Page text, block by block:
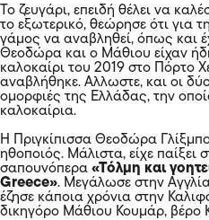
Το ζευγάρι, επειδή θέλει να
το εξωτερικό, θεώρησε ότι για
γάμος να αναβληθεί, όπως και
Θεοδώρα και ο Μάθιου είχαν
καλοκαίρι του 2019 στο Πόρτο
αναβλήθηκε. Αλλωστε, και οι
ομορφιές της Ελλάδας, την
καλοκαίρια.
Η Πριγκίπισσα Θεοδώρα
ηθοποιός. Μάλιστα, είχε παίξει
σαπουνόπερα «Τόλμη και
Greece». Μεγάλωσε στην
έζησε κάποια χρόνια στην
δικηγόρο Μάθιου Κουμάρ, βέρο